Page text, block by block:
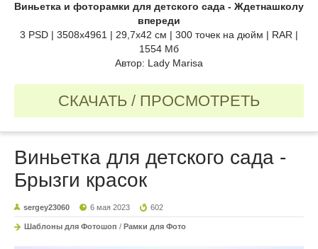
Виньетка и фоторамки для детского сада - Ждетнашколу
впереди
3 PSD | 3508x4961 | 29,7x42 см | 300 точек на дюйм | RAR |
1554 Мб
Автор: Lady Marisa
СКАЧАТЬ / ПРОСМОТРЕТЬ
Виньетка для детского сада -
Брызги красок
sergey23060 6 мая 2023 602
Шаблоны для Фотошоп / Рамки для Фото